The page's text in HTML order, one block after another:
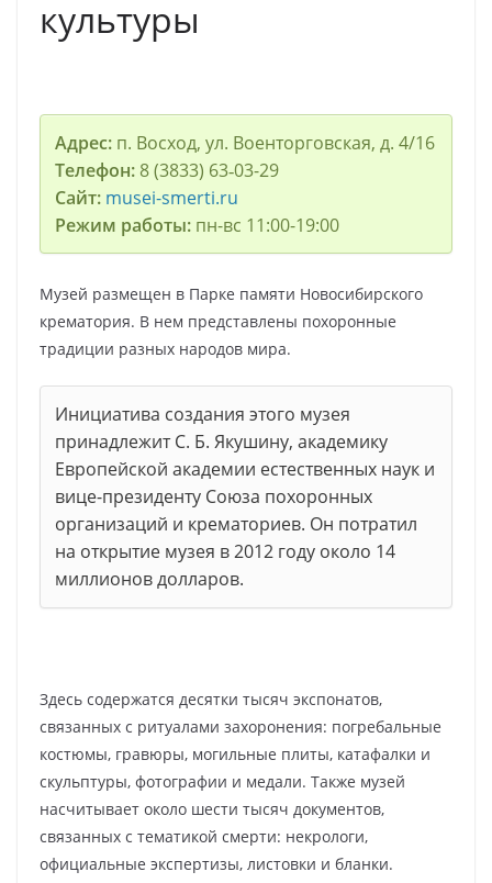
культуры
Адрес:п. Восход, ул. Военторговская, д. 4/16
Телефон:8 (3833) 63‑03-29
Сайт: musei-smerti.ru
Режим работы:пн-вс 11:00-19:00
Музей размещен в Парке памяти Новосибирского
крематория. В нем представлены похоронные
традиции разных народов мира.
Инициатива создания этого музея
принадлежит С. Б. Якушину, академику
Европейской академии естественных наук и
вице-президенту Союза похоронных
организаций и крематориев. Он потратил
на открытие музея в 2012 году около 14
миллионов долларов.
Здесь содержатся десятки тысяч экспонатов,
связанных с ритуалами захоронения: погребальные
костюмы, гравюры, могильные плиты, катафалки и
скульптуры, фотографии и медали. Также музей
насчитывает около шести тысяч документов,
связанных с тематикой смерти: некрологи,
официальные экспертизы, листовки и бланки.